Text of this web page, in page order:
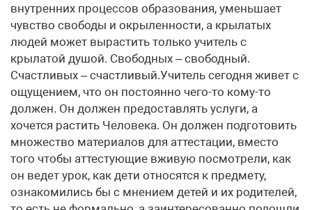
внутренних процессов образования, уменьшает
чувство свободы и окрыленности, а крылатых
людей может вырастить только учитель с
крылатой душой. Свободных – свободный.
Счастливых – счастливый.Учитель сегодня живет с
ощущением, что он постоянно чего-то кому-то
должен. Он должен предоставлять услуги, а
хочется растить Человека. Он должен подготовить
множество материалов для аттестации, вместо
того чтобы аттестующие вживую посмотрели, как
он ведет урок, как дети относятся к предмету,
ознакомились бы с мнением детей и их родителей,